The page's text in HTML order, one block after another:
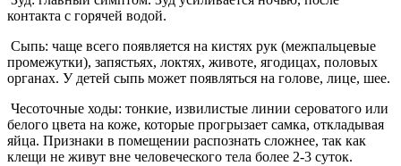
контакта с горячей водой.
Сыпь: чаще всего появляется на кистях рук (межпальцевые
промежутки), запястьях, локтях, животе, ягодицах, половых
органах. У детей сыпь может появляться на голове, лице, шее.
Чесоточные ходы: тонкие, извилистые линии сероватого или
белого цвета на коже, которые прогрызает самка, откладывая
яйца. Признаки в помещении распознать сложнее, так как
клещи не живут вне человеческого тела более 2-3 суток.